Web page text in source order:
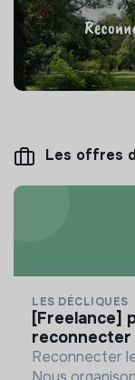
Les offres
LES DÉCLIQUES
[freelance] porteur de projet -
reconnecter
Reconnecter